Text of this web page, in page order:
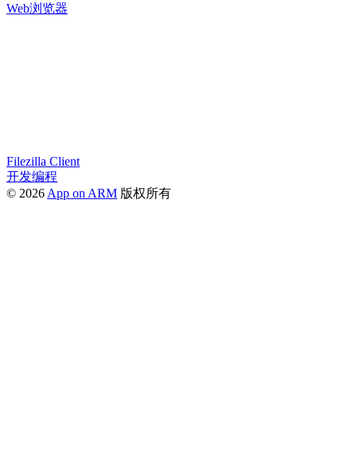
Web浏览器
Filezilla Client
开发编程
© 2026 App on ARM 版权所有